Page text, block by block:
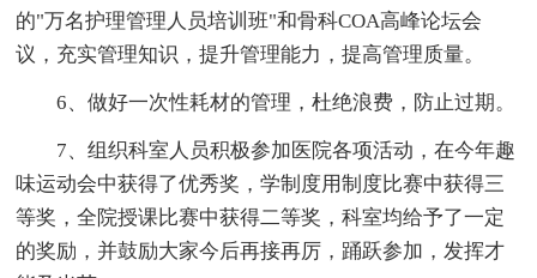
的"万名护理管理人员培训班"和骨科COA高峰论坛会
议，充实管理知识，提升管理能力，提高管理质量。
6、做好一次性耗材的管理，杜绝浪费，防止过期。
7、组织科室人员积极参加医院各项活动，在今年趣
味运动会中获得了优秀奖，学制度用制度比赛中获得三
等奖，全院授课比赛中获得二等奖，科室均给予了一定
的奖励，并鼓励大家今后再接再厉，踊跃参加，发挥才